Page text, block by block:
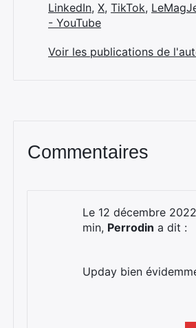
LinkedIn, X, TikTok,
- YouTube
Voir les publications de
Commentaires
Le 12 décembre
min, Perrodin a dit :
Upday bien